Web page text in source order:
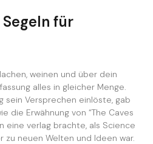
Segeln für
weinen und über dein
alles in gleicher Menge.
sein Versprechen einlöste, gab
die Erwähnung von “The Caves
eine verlag brachte, als Science
zu neuen Welten und Ideen war.